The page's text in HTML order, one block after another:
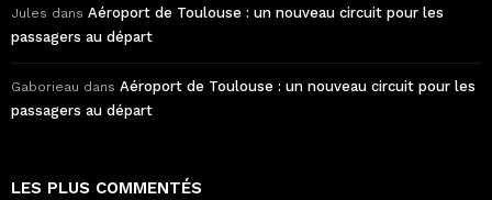
Jules dans Aéroport de Toulouse : un nouveau circuit pour les
passagers au départ
Gaborieau dans Aéroport de Toulouse : un nouveau circuit pour les
passagers au départ
LES PLUS COMMENTÉS